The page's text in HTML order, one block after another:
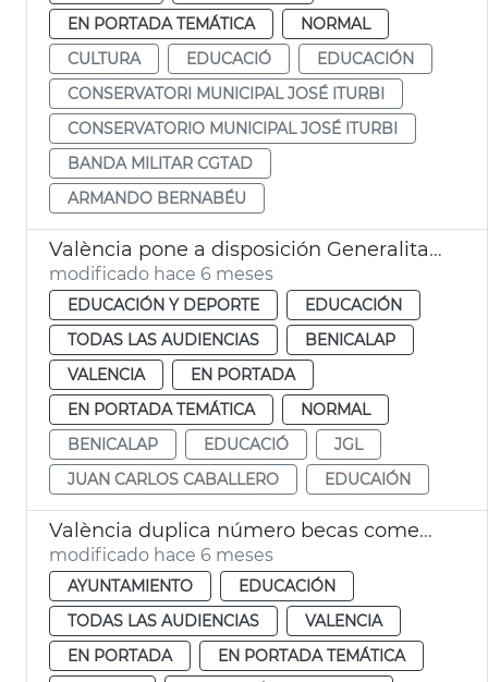
EN PORTADA TEMÁTICA
NORMAL
CULTURA
EDUCACIÓ
EDUCACIÓN
CONSERVATORI MUNICIPAL JOSÉ ITURBI
CONSERVATORIO MUNICIPAL JOSÉ ITURBI
BANDA MILITAR CGTAD
ARMANDO BERNABÉU
València pone a disposición Generalitat solar para centro educación especial
modificado hace 6 meses
EDUCACIÓN Y DEPORTE
EDUCACIÓN
TODAS LAS AUDIENCIAS
BENICALAP
VALENCIA
EN PORTADA
EN PORTADA TEMÁTICA
NORMAL
BENICALAP
EDUCACIÓ
JGL
JUAN CARLOS CABALLERO
EDUCAIÓN
València duplica número becas comedor escolar
modificado hace 6 meses
AYUNTAMIENTO
EDUCACIÓN
TODAS LAS AUDIENCIAS
VALENCIA
EN PORTADA
EN PORTADA TEMÁTICA